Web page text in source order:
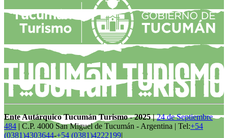
Ente Autárquico Tucumán Turismo - 2025 |24 de Septiembre
484 | C.P. 4000 San Miguel de Tucumán - Argentina | Tel:+54
(0381)4303644-+54 (0381)4222199|